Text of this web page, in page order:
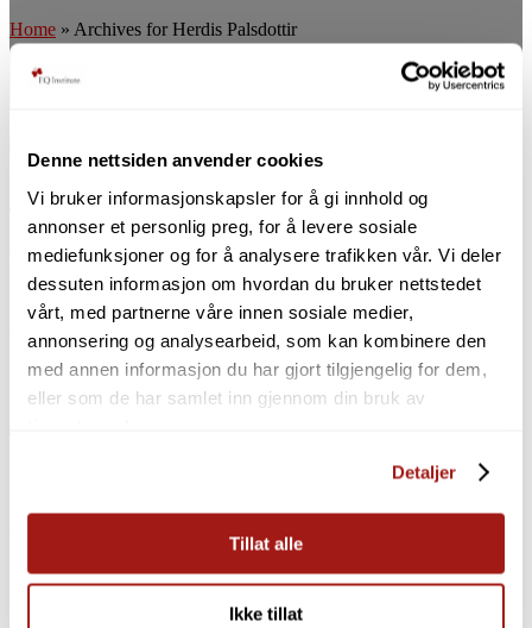
Denne nettsiden anvender cookies
Vi bruker informasjonskapsler for å gi innhold og
annonser et personlig preg, for å levere sosiale
mediefunksjoner og for å analysere trafikken vår. Vi deler
dessuten informasjon om hvordan du bruker nettstedet
vårt, med partnerne våre innen sosiale medier,
annonsering og analysearbeid, som kan kombinere den
med annen informasjon du har gjort tilgjengelig for dem,
eller som de har samlet inn gjennom din bruk av
Detaljer
Tillat alle
Ikke tillat
Home » Archives for Herdis Palsdottir
Herdis Palsdottir
Ensomhet – den nye folkesykdommen
NYHETER
Før jeg svarer på mine spørsmål vil jeg dele med deg, min erfaring
med den grå og triste følelsen: Ensomhet. Da jeg var i midten av 30-
årene, kjente jeg på en […]
Av: Herdis Palsdottir Kjære deg. Snart har vi lagt bak oss et år som
de fleste har opplevd som krevende. Enda ett år med pandemi og de